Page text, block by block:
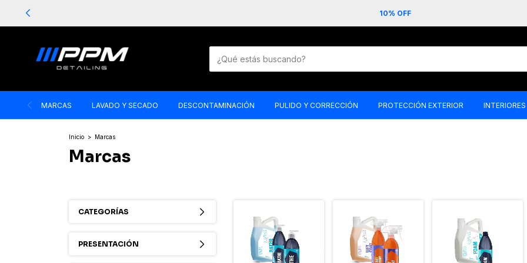
10% OFF
MARCAS LAVADO Y SECADO DESCONTAMINACIÓN PULIDO Y CORRECCIÓN PROTECCIÓN EXTERIOR INTERIORES
Inicio > Marcas
Marcas
CATEGORÍAS
PRESENTACIÓN